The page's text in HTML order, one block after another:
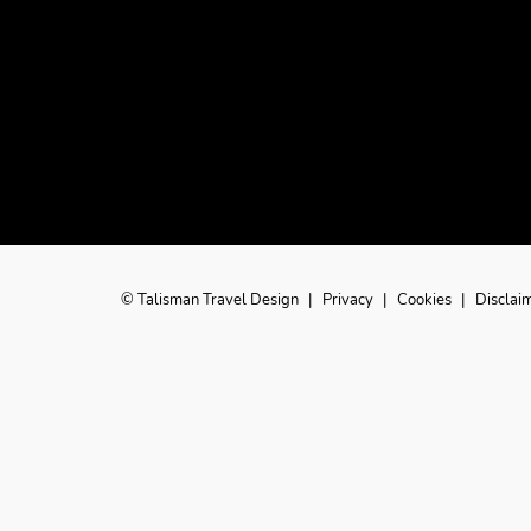
© Talisman Travel Design | Privacy | Cookies |